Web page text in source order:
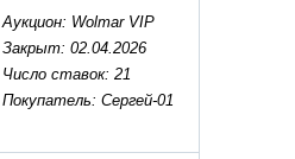
Аукцион: Wolmar VIP
Закрыт: 02.04.2026
Число ставок: 21
Покупатель: Сергей-01